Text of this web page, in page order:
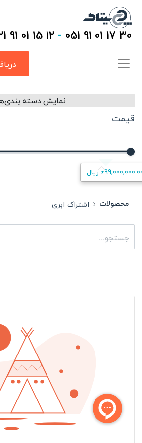
30 17 01 91 051
-
12 15 01 91 021
نمایش دسته
قیمت
ریال
محصولات اشتراک ابری